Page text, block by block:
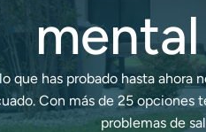
que has probado hasta ahora
Con más de 25 opciones
problemas de